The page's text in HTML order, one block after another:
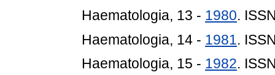
Haematologia, 13 - 1980.
Haematologia, 14 - 1981.
Haematologia, 15 - 1982.